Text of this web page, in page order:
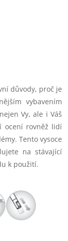
důvody, proč je
vybavením
Vy, ale i Váš
ocení rovněž lidí
Tento vysoce
na stávající
k použití.